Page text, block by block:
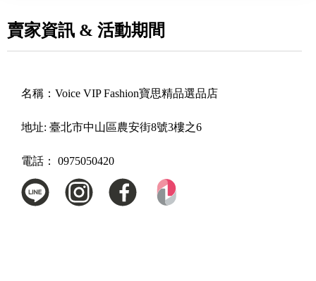
賣家資訊 & 活動期間
名稱： Voice VIP Fashion寶思精品選品店
地址: 臺北市中山區農安街8號3樓之6
電話： 0975050420